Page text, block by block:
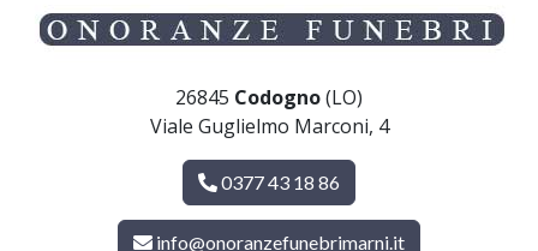
26845 Codogno(LO)
Viale Guglielmo Marconi, 4
0377 43 18 86
info@onoranzefunebrimarni.it